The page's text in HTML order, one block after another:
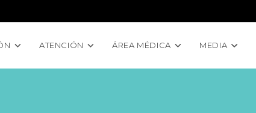
ATENCIÓN ÁREA MÉDICA MEDIA